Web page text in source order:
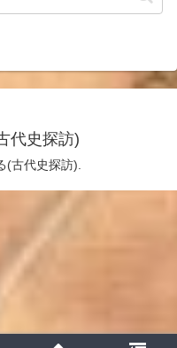
代史探訪)
古代史探訪).